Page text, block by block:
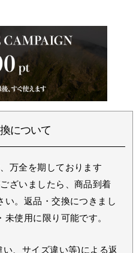
について
万全を期しております
ざいましたら、商品到着
い。返品・交換につきまし
使用に限り可能です。
、サイズ違い等)による返